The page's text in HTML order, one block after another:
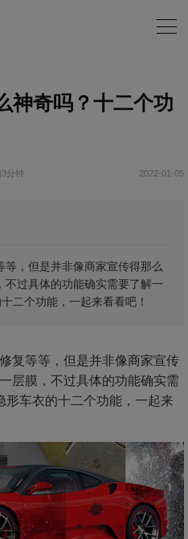
神奇吗？十二个功
分钟 2022-01-05
，但是并非像商家宣传得那么
过具体的功能确实需要了解一
二个功能，一起来看看吧！
复等等，但是并非像商家宣传
层膜，不过具体的功能确实需
形车衣的十二个功能，一起来